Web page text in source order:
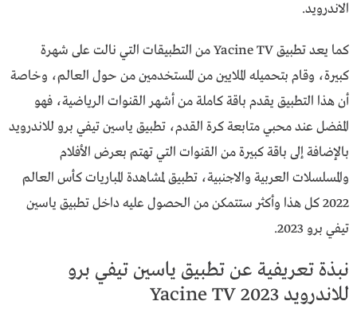
الاندرويد.
كما يعد تطبيق Yacine TV من التطبيقات التي نالت على شهرة
كبيرة، وقام بتحميله الملايين من المستخدمين من حول العالم، وخاصة
أن هذا التطبيق يقدم باقة كاملة من أشهر القنوات الرياضية، فهو
المفضل عند محبي متابعة كرة القدم، تطبيق ياسين تيفي برو للاندرويد
بالإضافة إلى باقة كبيرة من القنوات التي تهتم بعرض الأفلام
والمسلسلات العربية والاجنبية، تطبيق لمشاهدة المباريات كأس العالم
2022 كل هذا وأكثر ستتمكن من الحصول عليه داخل تطبيق ياسين
تيفي برو 2023.
نبذة تعريفية عن تطبيق ياسين تيفي برو
للاندرويد 2023 Yacine TV